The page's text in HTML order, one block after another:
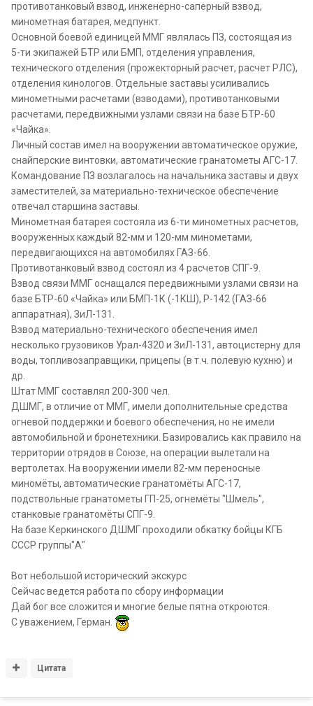
противотанковый взвод, инженерно-саперный взвод,
минометная батарея, медпункт.
Основной боевой единицей ММГ являлась ПЗ, состоящая из
5-ти экипажей БТР или БМП, отделения управления,
технического отделения (прожекторный расчет, расчет РЛС),
отделения кинологов. Отдельные заставы усиливались
минометными расчетами (взводами), противотанковыми
расчетами, передвижными узлами связи на базе БТР-60
«Чайка».
Личный состав имел на вооружении автоматическое оружие,
снайперские винтовки, автоматические гранатометы АГС-17.
Командование ПЗ возлагалось на начальника заставы и двух
заместителей, за материально-техническое обеспечение
отвечал старшина заставы.
Минометная батарея состояла из 6-ти минометных расчетов,
вооруженных каждый 82-мм и 120-мм минометами,
передвигающихся на автомобилях ГАЗ-66.
Противотанковый взвод состоял из 4 расчетов СПГ-9.
Взвод связи ММГ оснащался передвижными узлами связи на
базе БТР-60 «Чайка» или БМП-1К (-1КШ), Р-142 (ГАЗ-66
аппаратная), ЗиЛ-131.
Взвод материально-технического обеспечения имел
несколько грузовиков Урал-4320 и ЗиЛ-131, автоцистерну для
воды, топливозаправщики, прицепы (в т.ч. полевую кухню) и
др.
Штат ММГ составлял 200-300 чел.
ДШМГ, в отличие от ММГ, имели дополнительные средства
огневой поддержки и боевого обеспечения, но не имели
автомобильной и бронетехники. Базировались как правило на
территории отрядов в Союзе, на операции вылетали на
вертолетах. На вооружении имели 82-мм переносные
миномёты, автоматические гранатомёты АГС-17,
подствольные гранатометы ГП-25, огнемёты "Шмель",
станковые гранатомёты СПГ-9.
На базе Керкинского ДШМГ проходили обкатку бойцы КГБ
СССР группы"А"
Вот небольшой исторический экскурс
Сейчас ведется работа по сбору информации
Дай бог все сложится и многие белые пятна откроются.
С уважением, Герман.
Цитата